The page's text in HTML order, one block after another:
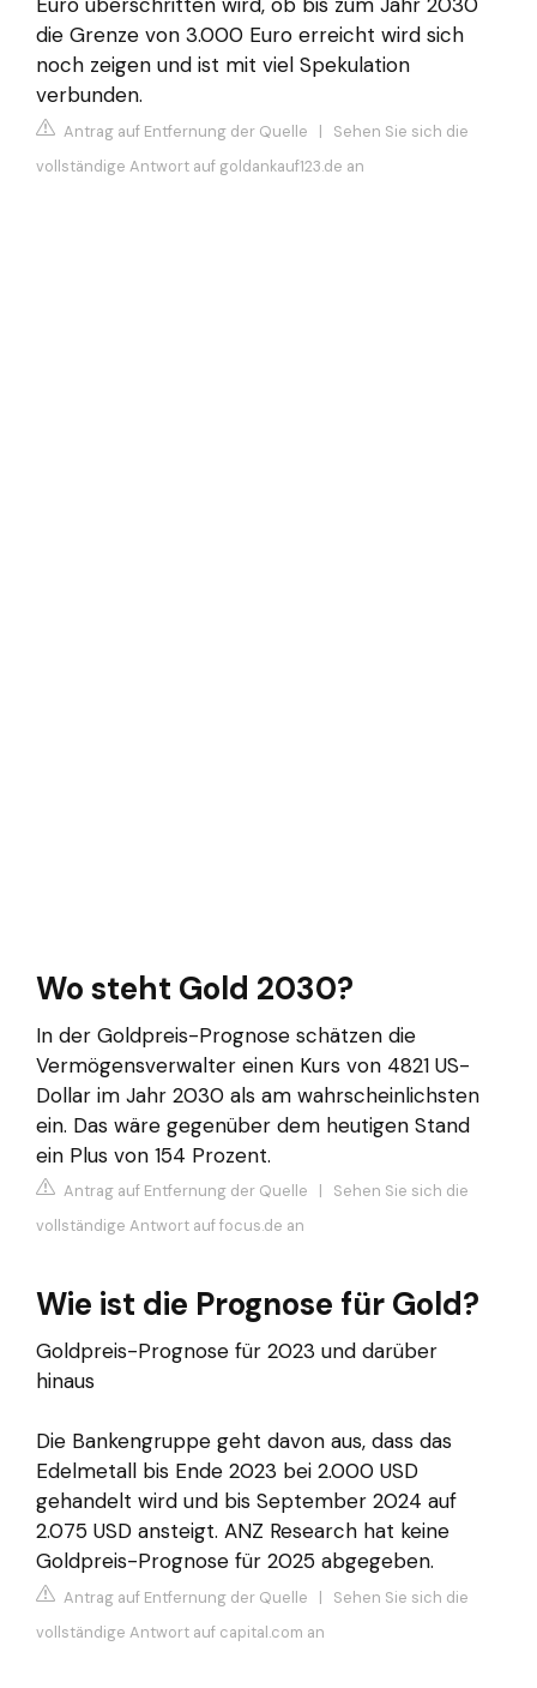
die Grenze von 3.000 Euro erreicht wird sich
noch zeigen und ist mit viel Spekulation
verbunden.
Antrag auf Entfernung der Quelle | Sehen Sie sich die
vollständige Antwort auf goldankauf123.de an
Wo steht Gold 2030?
In der Goldpreis-Prognose schätzen die
Vermögensverwalter einen Kurs von 4821 US-
Dollar im Jahr 2030 als am wahrscheinlichsten
ein. Das wäre gegenüber dem heutigen Stand
ein Plus von 154 Prozent.
Antrag auf Entfernung der Quelle | Sehen Sie sich die
vollständige Antwort auf focus.de an
Wie ist die Prognose für Gold?
Goldpreis-Prognose für 2023 und darüber
hinaus
Die Bankengruppe geht davon aus, dass das
Edelmetall bis Ende 2023 bei 2.000 USD
gehandelt wird und bis September 2024 auf
2.075 USD ansteigt. ANZ Research hat keine
Goldpreis-Prognose für 2025 abgegeben.
Antrag auf Entfernung der Quelle | Sehen Sie sich die
vollständige Antwort auf capital.com an